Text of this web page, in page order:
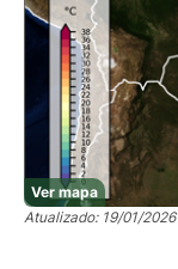
Ver mapa
Atualizado: 19/01/2026